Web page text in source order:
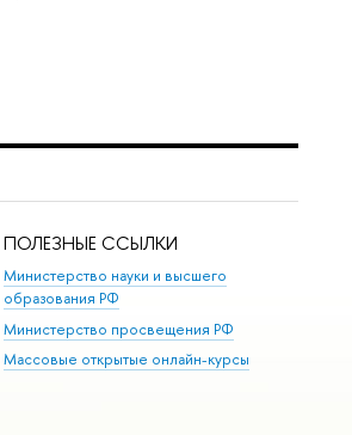
ПОЛЕЗНЫЕ ССЫЛКИ
Министерство науки и высшего
образования РФ
Министерство просвещения РФ
Массовые открытые онлайн-курсы